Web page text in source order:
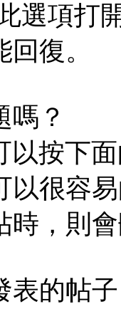
選項打
復。
嗎？
按下
以很容
時，則
表的帖